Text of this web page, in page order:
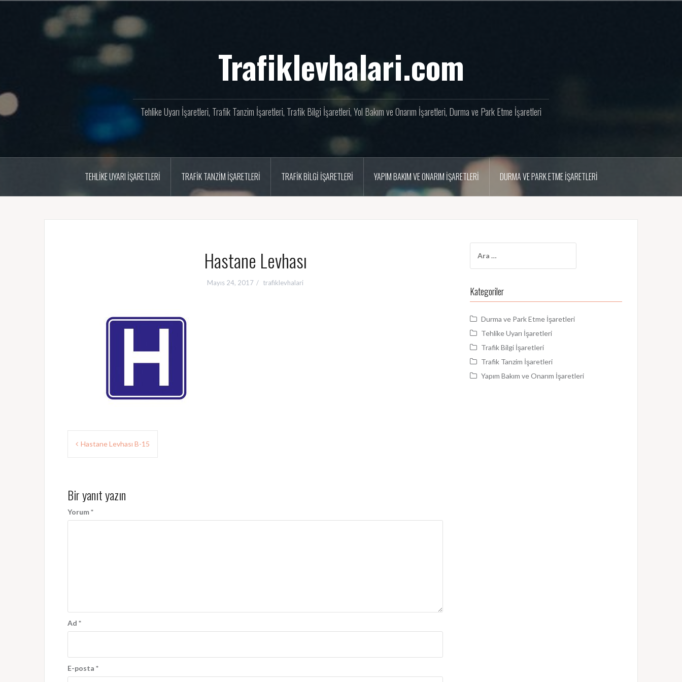
Trafiklevhalari.com
Tehlike Uyarı İşaretleri, Trafik Tanzim İşaretleri, Trafik Bilgi İşaretleri, Yol Bakım ve Onarım İşaretleri, Durma ve Park Etme İşaretleri
TEHLIKE UYARI İŞARETLERI TRAFIK TANZIM İŞARETLERI TRAFIK BILGI İŞARETLERI YAPIM BAKIM VE ONARIM İŞARETLERI DURMA VE PARK ETME İŞARETLERI
Hastane Levhası
Mayıs 24, 2017 trafiklevhalari
YazıHastane Levhası B-15
Bir yanıt yazın
Yorum*
Ad *
E-posta *
Kategoriler
Durma ve Park Etme İşaretleri
Tehlike Uyarı İşaretleri
Trafik Bilgi İşaretleri
Trafik Tanzim İşaretleri
Yapım Bakım ve Onarım İşaretleri